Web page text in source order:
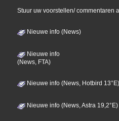
Stuur uw voorstellen/ commentaren
Nieuwe info (News)
Nieuwe info
(News, FTA)
Nieuwe info (News, Hotbird 13°E)
Nieuwe info (News, Astra 19,2°E)